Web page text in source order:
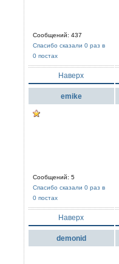
Сообщений: 437
Спасибо сказали 0 раз в
0 постах
Наверх
emike
Сообщений: 5
Спасибо сказали 0 раз в
0 постах
Наверх
demonid